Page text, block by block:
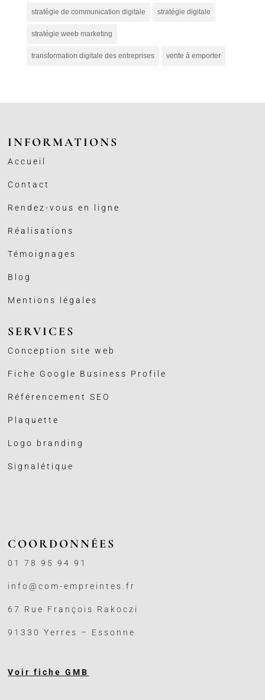
stratégie de communication digitale stratégie digitale
stratégie weeb marketing
transformation digitale des entreprises vente à emporter
INFORMATIONS
Accueil
Contact
Rendez-vous en ligne
Réalisations
Témoignages
Blog
Mentions légales
SERVICES
Conception site web
Fiche Google Business Profile
Référencement SEO
Plaquette
Logo branding
Signalétique
COORDONNÉES
01 78 95 94 91
info@com-empreintes.fr
67 Rue François Rakoczi
91330 Yerres – Essonne
Voir fiche GMB